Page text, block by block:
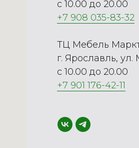
с 10.00 до 20.00
+7 908 035-83-32
ТЦ Мебель
г. Ярославль,
с 10.00 до 20.00
+7 901 176-42-11